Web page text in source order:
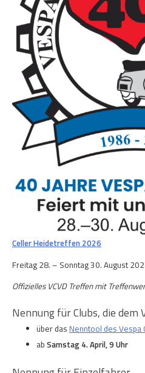
Celler Heidetreffen 2026
Freitag 28. – Sonntag 30. August
Offizielles VCVD Treffen mit
Nennung für Clubs, die dem
über das Nenntool des Vespa
abSamstag 4. April, 9 Uhr